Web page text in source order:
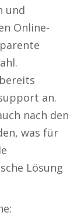
und
Online-
an.
nach den
was für
Lösung